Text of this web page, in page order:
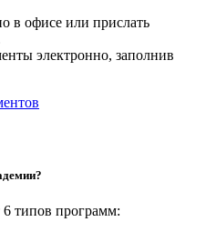
в офисе или прислать
электронно, заполнив
типов программ: